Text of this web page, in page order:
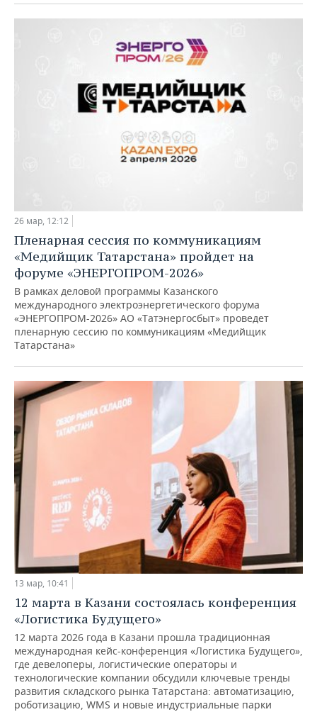
26 мар, 12:12
Пленарная сессия по коммуникациям
«Медийщик Татарстана» пройдет на
форуме «ЭНЕРГОПРОМ-2026»
В рамках деловой программы Казанского
международного электроэнергетического форума
«ЭНЕРГОПРОМ-2026» АО «Татэнергосбыт» проведет
пленарную сессию по коммуникациям «Медийщик
Татарстана»
13 мар, 10:41
12 марта в Казани состоялась конференция
«Логистика Будущего»
12 марта 2026 года в Казани прошла традиционная
международная кейс-конференция «Логистика Будущего»,
где девелоперы, логистические операторы и
технологические компании обсудили ключевые тренды
развития складского рынка Татарстана: автоматизацию,
роботизацию, WMS и новые индустриальные парки